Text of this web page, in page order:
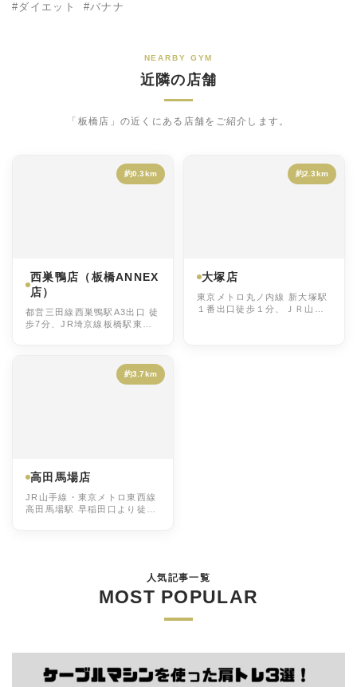
ダイエット バナナ
NEARBY GYM
近隣の店舗
「板橋店」の近くにある店舗をご紹介します。
約0.3km
西巣鴨店（板橋ANNEX
店）
都営三田線西巣鴨駅A3出口 徒
歩7分、JR埼京線板橋駅東口
約2.3km
大塚店
東京メトロ丸ノ内線 新大塚駅
１番出口徒歩１分、ＪＲ山手
約3.7km
高田馬場店
JR山手線・東京メトロ東西線
高田馬場駅 早稲田口より徒歩
人気記事一覧
MOST POPULAR